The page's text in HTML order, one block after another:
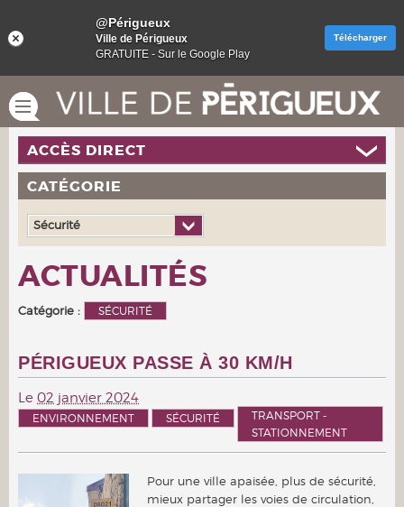
ACTUALITÉS
Catégorie : SÉCURITÉ
PÉRIGUEUX PASSE À 30 KM/H
Le 02 janvier 2024
ENVIRONNEMENT SÉCURITÉ
TRANSPORT -
STATIONNEMENT
Pour une ville apaisée, plus de sécurité,
mieux partager les voies de circulation,
ACCÈS DIRECT
CATÉGORIE
Sécurité
@Périgueux
Ville de Périgueux
GRATUITE - Sur le Google Play
Télécharger